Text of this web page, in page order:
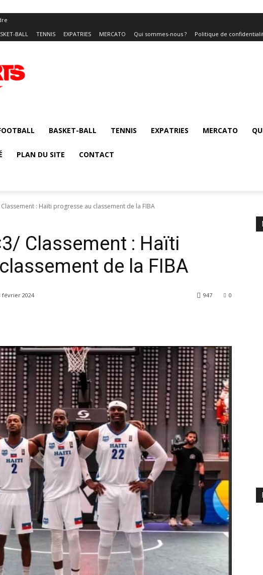
BALL TENNIS EXPATRIES MERCATO Qui sommes-nous ? Politique de
BASKET-BALL TENNIS EXPATRIES MERCATO
PLAN DU SITE CONTACT
: Haïti progresse au classement de la FIBA
Classement : Haïti
de la FIBA
février 2024 0
947